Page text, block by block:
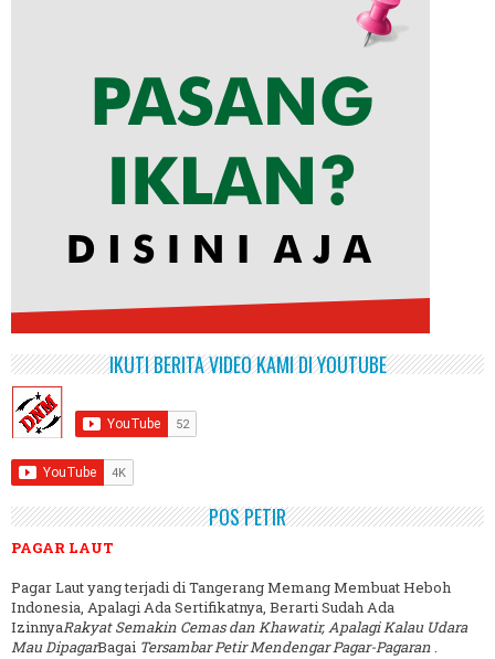
IKUTI BERITA VIDEO KAMI DI YOUTUBE
POS PETIR
PAGAR LAUT
Pagar Laut yang terjadi di Tangerang Memang Membuat Heboh
Indonesia, Apalagi Ada Sertifikatnya, Berarti Sudah Ada
IzinnyaRakyat Semakin Cemas dan Khawatir, Apalagi Kalau Udara
Mau DipagarBagai Tersambar Petir Mendengar Pagar-Pagaran.